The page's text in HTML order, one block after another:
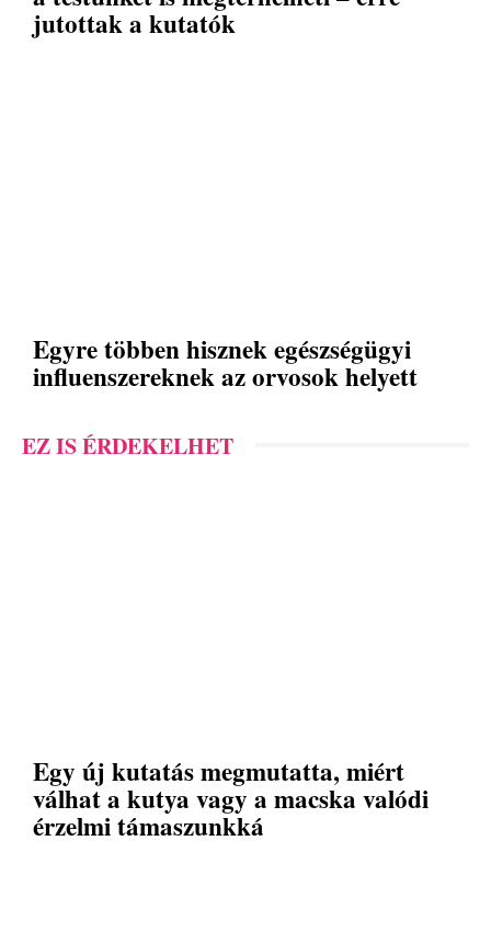
jutottak a kutatók
Egyre többen hisznek egészségügyi
influenszereknek az orvosok helyett
EZ IS ÉRDEKELHET
Egy új kutatás megmutatta, miért
válhat a kutya vagy a macska valódi
érzelmi támaszunkká